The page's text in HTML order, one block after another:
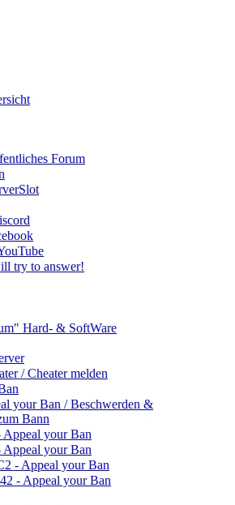
Forum
try to answer!
Hard- & SoftWare
/ Cheater melden
your Ban / Beschwerden &
Bann
your Ban
your Ban
- Appeal your Ban
- Appeal your Ban